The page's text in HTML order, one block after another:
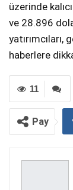
üzerinde
ve 28.896
haberlere
11
Pay